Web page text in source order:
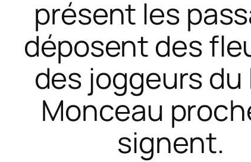
présent les
déposent des
des joggeurs du
Monceau
signent.